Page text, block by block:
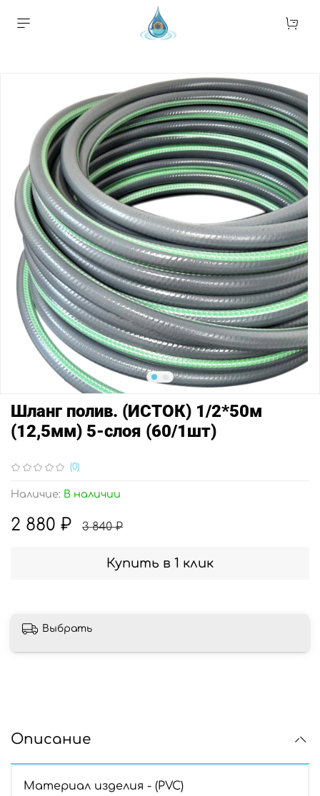
(0)
Наличие: В наличии
Шланг полив. (ИСТОК) 1/2*50м
(12,5мм) 5-слоя (60/1шт)
2 880 ₽ 3 840 ₽
Купить в 1 клик
Выбрать
Описание
Материал изделия - (PVC)